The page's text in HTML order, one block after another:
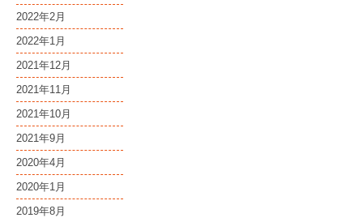
2022年2月
2022年1月
2021年12月
2021年11月
2021年10月
2021年9月
2020年4月
2020年1月
2019年8月